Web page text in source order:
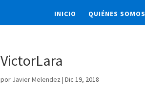
INICIO QUIÉNES SOMOS
VictorLara
por Javier Melendez |Dic 19, 2018